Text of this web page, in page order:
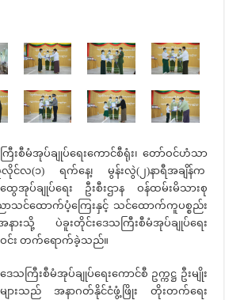
အုပ်ချုပ်ရေးကောင်စီရုံး၊ တော်ဝင်ဟံသာ
င်လ(၁) ရက်နေ့၊ မွန်းလွဲ(၂)နာရီအချိန်က
ေအုပ်ချုပ်ရေး ဦးစီးဌာန ဝန်ထမ်းမိသားစု
ညာသင်ထောက်ပံ့ကြေးနှင့် သင်ထောက်ကူပစ္စည်း
နားသို့ ပဲခူးတိုင်းဒေသကြီးစီမံအုပ်ချုပ်ရေး
ေဝင်း တက်ရောက်ခဲ့သည်။
ကြီးစီမံအုပ်ချုပ်ရေးကောင်စီ ဥက္ကဋ္ဌ ဦးမျိုး
ားသည် အနာဂတ်နိုင်ငံဖွံ့ဖြိုး တိုးတက်ရေး